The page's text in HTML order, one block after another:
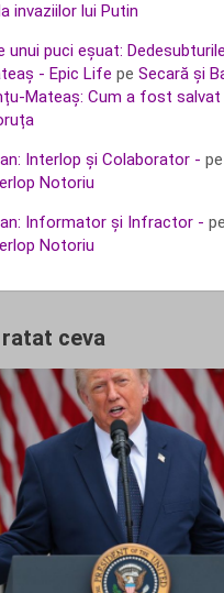
invaziilor lui Putin
unui puci eșuat:
- Epic Life pe Secară și
Mateaș: Cum a fost salvat
Interlop și Colaborator - pe
Notoriu
Informator și Infractor - pe
Notoriu
ceva